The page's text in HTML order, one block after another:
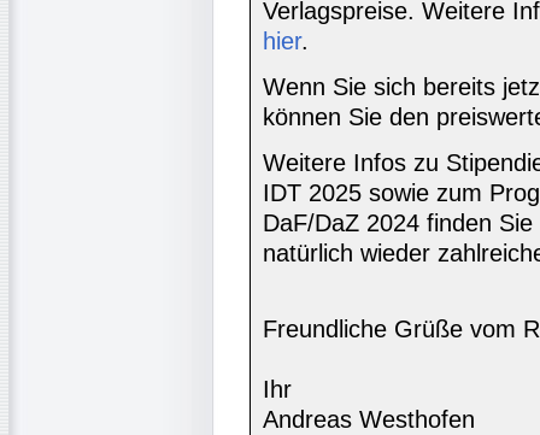
Verlagspreise. Weitere
hier.
Wenn Sie sich bereits
können Sie den
Weitere Infos zu
IDT 2025 sowie zum
DaF/DaZ 2024 finden
natürlich wieder
Freundliche Grüße vom
Ihr
Andreas Westhofen